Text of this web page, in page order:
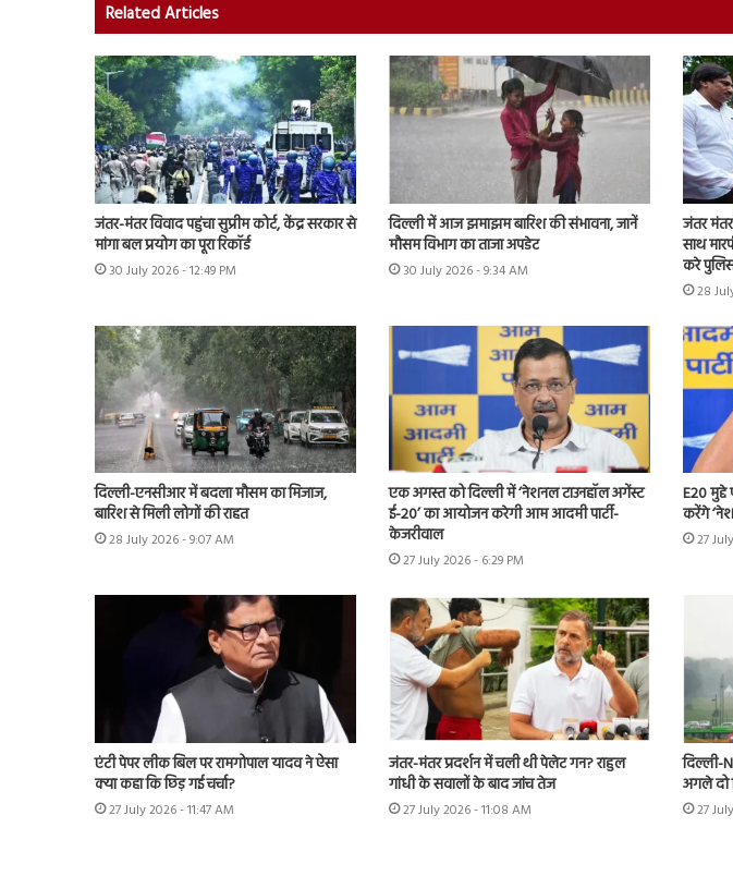
Related Articles
जंतर-मंतर विवाद पहुंचा सुप्रीम कोर्ट, केंद्र सरकार से
मांगा बल प्रयोग का पूरा रिकॉर्ड
30 July 2026 - 12:49 PM
दिल्ली में आज झमाझम बारिश की संभावना, जानें
मौसम विभाग का ताजा अपडेट
30 July 2026 - 9:34 AM
जंतर
साथ
करे
28
दिल्ली-एनसीआर में बदला मौसम का मिजाज,
बारिश से मिली लोगों की राहत
28 July 2026 - 9:07 AM
एक अगस्त को दिल्ली में ‘नेशनल टाउनहॉल अगेंस्ट
ई-20’ का आयोजन करेगी आम आदमी पार्टी-
केजरीवाल
27 July 2026 - 6:29 PM
E20
करेंगे
27
एंटी पेपर लीक बिल पर रामगोपाल यादव ने ऐसा
क्या कहा कि छिड़ गई चर्चा?
27 July 2026 - 11:47 AM
जंतर-मंतर प्रदर्शन में चली थी पेलेट गन? राहुल
गांधी के सवालों के बाद जांच तेज
27 July 2026 - 11:08 AM
दिल्ली-
अगले दो
27